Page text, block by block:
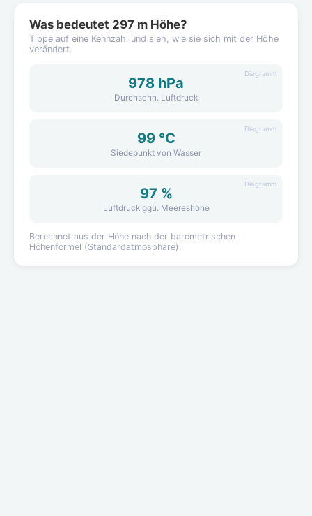
Was bedeutet 297 m Höhe?
Tippe auf eine Kennzahl und sieh, wie sie sich mit der Höhe
verändert.
978 hPa
Durchschn. Luftdruck
Diagramm
99 °C
Siedepunkt von Wasser
Diagramm
97 %
Luftdruck ggü. Meereshöhe
Diagramm
Berechnet aus der Höhe nach der barometrischen
Höhenformel (Standardatmosphäre).